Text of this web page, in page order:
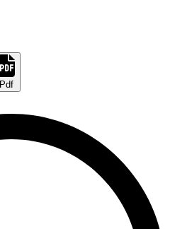
Pdf